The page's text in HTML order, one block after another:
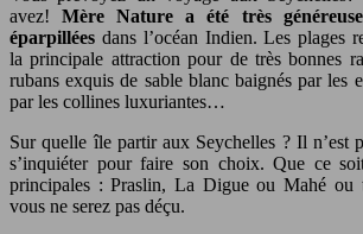
avez!Mère Nature a été très
éparpillées dans l’océan Indien. Les plages
la principale attraction pour de très bonnes
rubans exquis de sable blanc baignés par les
par les collines luxuriantes…
Sur quelle île partir aux Seychelles ? Il n’est
s’inquiéter pour faire son choix. Que ce
principales : Praslin, La Digue ou Mahé ou
vous ne serez pas déçu.